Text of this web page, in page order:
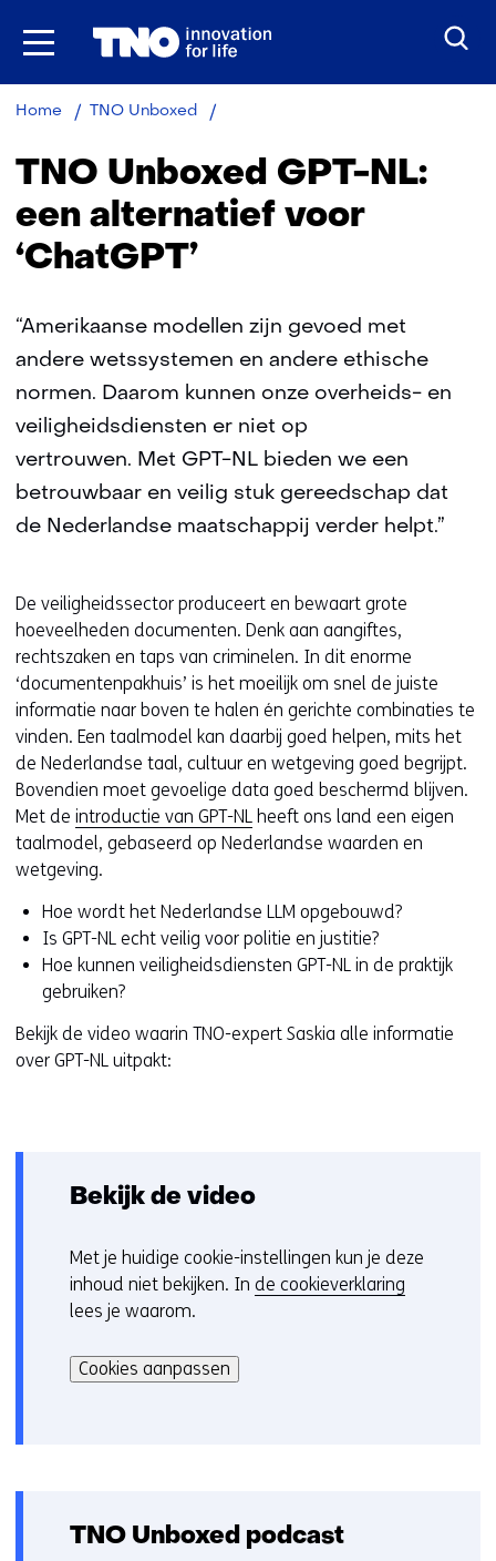
Ga
Home TNO Unboxed
TNO Unboxed GPT-NL:
een alternatief voor
‘ChatGPT’
“Amerikaanse modellen zijn gevoed met
andere wetssystemen en andere ethische
normen. Daarom kunnen onze overheids- en
veiligheidsdiensten er niet op
vertrouwen. Met GPT-NL bieden we een
betrouwbaar en veilig stuk gereedschap dat
de Nederlandse maatschappij verder helpt.”
De veiligheidssector produceert en bewaart grote
hoeveelheden documenten. Denk aan aangiftes,
rechtszaken en taps van criminelen. In dit enorme
‘documentenpakhuis’ is het moeilijk om snel de juiste
informatie naar boven te halen én gerichte combinaties te
vinden. Een taalmodel kan daarbij goed helpen, mits het
de Nederlandse taal, cultuur en wetgeving goed begrijpt.
Bovendien moet gevoelige data goed beschermd blijven.
Met de introductie van GPT-NL heeft ons land een eigen
taalmodel, gebaseerd op Nederlandse waarden en
wetgeving.
Hoe wordt het Nederlandse LLM opgebouwd?
Is GPT-NL echt veilig voor politie en justitie?
Hoe kunnen veiligheidsdiensten GPT-NL in de praktijk
gebruiken?
Bekijk de video waarin TNO-expert Saskia alle informatie
over GPT-NL uitpakt:
Bekijk de video
C
o
o
i
k
Met je huidige cookie-instellingen kun je deze
inhoud niet bekijken. In de cookieverklaring
lees je waarom.
kan
het
deze
website
Cookies aanpassen
TNO Unboxed podcast